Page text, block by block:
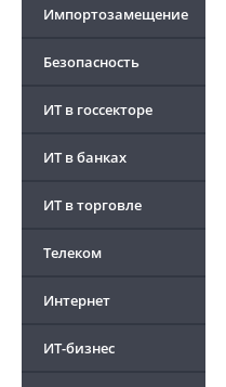
Импортозамещение
Безопасность
ИТ в госсекторе
ИТ в банках
ИТ в торговле
Телеком
Интернет
ИТ-бизнес